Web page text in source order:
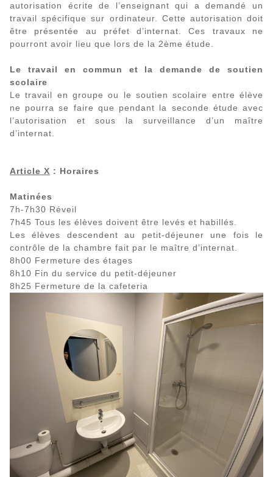
autorisation écrite de l’enseignant qui a demandé un
travail spécifique sur ordinateur. Cette autorisation doit
être présentée au préfet d’internat. Ces travaux ne
pourront avoir lieu que lors de la 2ème étude.
Le travail en commun et la demande de soutien
scolaire
Le travail en groupe ou le soutien scolaire entre élève
ne pourra se faire que pendant la seconde étude avec
l’autorisation et sous la surveillance d’un maître
d’internat.
Article X : Horaires
Matinées
7h-7h30 Réveil
7h45 Tous les élèves doivent être levés et habillés.
Les élèves descendent au petit-déjeuner une fois le
contrôle de la chambre fait par le maître d’internat.
8h00 Fermeture des étages
8h10 Fin du service du petit-déjeuner
8h25 Fermeture de la cafeteria